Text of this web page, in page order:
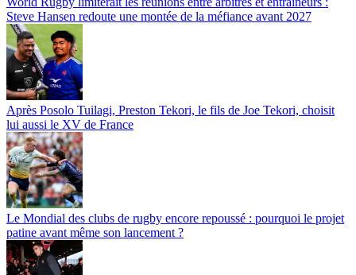
Steve Hansen redoute une montée de la méfiance avant 2027
Après Posolo Tuilagi, Preston Tekori, le fils de Joe Tekori, choisit
lui aussi le XV de France
Le Mondial des clubs de rugby encore repoussé : pourquoi le projet
patine avant même son lancement ?